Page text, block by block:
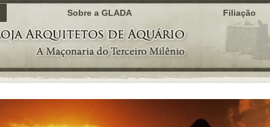
Sobre a GLADA Filiação